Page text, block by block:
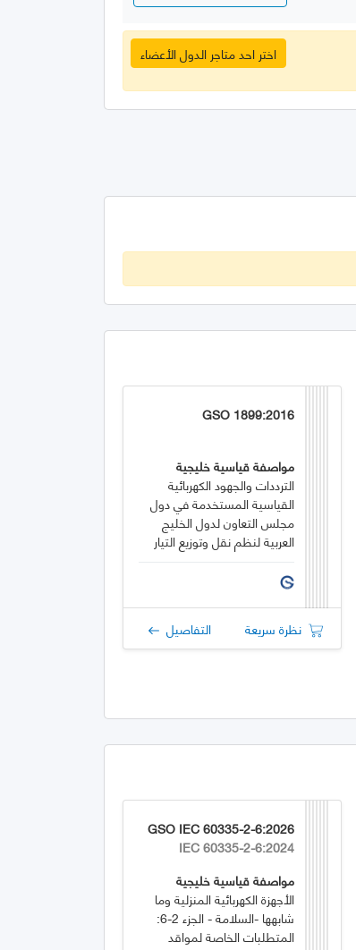
اختر احد متاجر الدول الأعضاء
GSO 1899:2016
مواصفة قياسية خليجية
الترددات والجهود الكهربائية
القياسية المستخدمة في دول
مجلس التعاون لدول الخليج
العربية لنظم نقل وتوزيع التيار
نظرة سريعة التفاصيل
GSO IEC 60335-2-6:2026
IEC 60335-2-6:2024
مواصفة قياسية خليجية
الأجهزة الكهربائية المنزلية وما
شابهها -السلامة - الجزء 2-6:
المتطلبات الخاصة لمواقد